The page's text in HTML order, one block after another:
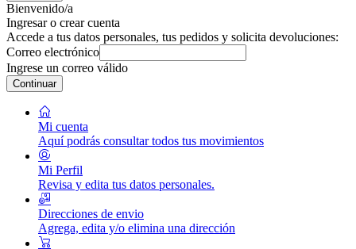
Bienvenido/a
Ingresar o crear cuenta
Accede a tus datos personales, tus pedidos y solicita devoluciones:
Correo electrónico
Ingrese un correo válido
Continuar
Mi cuenta
Aquí podrás consultar todos tus movimientos
Mi Perfil
Revisa y edita tus datos personales.
Direcciones de envio
Agrega, edita y/o elimina una dirección